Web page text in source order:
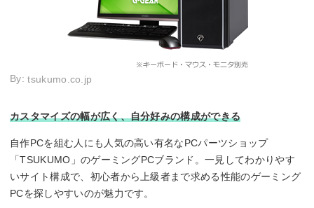
By:tsukumo.co.jp
カスタマイズの幅が広く、自分好みの構成ができる
自作PCを組む人にも人気の高い有名なPCパーツショップ
「TSUKUMO」のゲーミングPCブランド。一見してわかりやす
いサイト構成で、初心者から上級者まで求める性能のゲーミング
PCを探しやすいのが魅力です。